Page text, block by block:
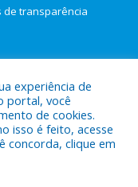
de transparência
de Maracanã.
experiência de
portal, você
de cookies.
isso é feito, acesse
concorda, clique em